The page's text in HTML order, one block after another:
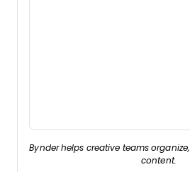
Bynder helps creative teams
content.